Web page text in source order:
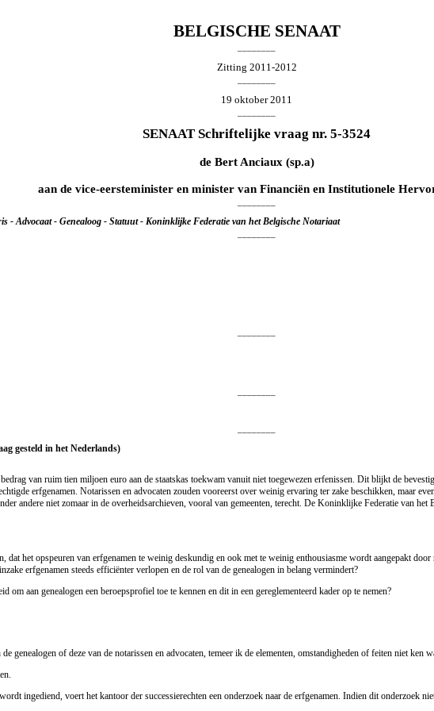
BELGISCHE SENAAT
Zitting 2011-2012
19 oktober 2011
SENAAT Schriftelijke vraag nr. 5-3524
de Bert Anciaux (sp.a)
aan de vice-eersteminister en minister van Financiën en Institutionele
- Advocaat - Genealoog - Statuut - Koninklijke Federatie van het Belgische Notariaat
gesteld in het Nederlands)
van ruim tien miljoen euro aan de staatskas toekwam vanuit niet toegewezen erfenissen. Dit blijkt de
erfgenamen. Notarissen en advocaten zouden vooreerst over weinig ervaring ter zake beschikken, maar
andere niet zomaar in de overheidsarchieven, vooral van gemeenten, terecht. De Koninklijke Federatie van
dat het opspeuren van erfgenamen te weinig deskundig en ook met te weinig enthousiasme wordt aangepakt
erfgenamen steeds efficiënter verlopen en de rol van de genealogen in belang vermindert?
aan genealogen een beroepsprofiel toe te kennen en dit in een gereglementeerd kader op te nemen?
genealogen of deze van de notarissen en advocaten, temeer ik de elementen, omstandigheden of feiten niet ken
ingediend, voert het kantoor der successierechten een onderzoek naar de erfgenamen. Indien dit onderzoek